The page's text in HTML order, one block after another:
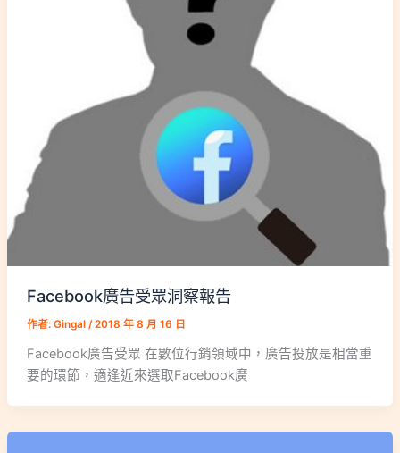
Facebook廣告受眾洞察報告
作者: Gingal /2018 年 8 月 16 日
Facebook廣告受眾 在數位行銷領域中，廣告投放是相當重
要的環節，適逢近來選取Facebook廣